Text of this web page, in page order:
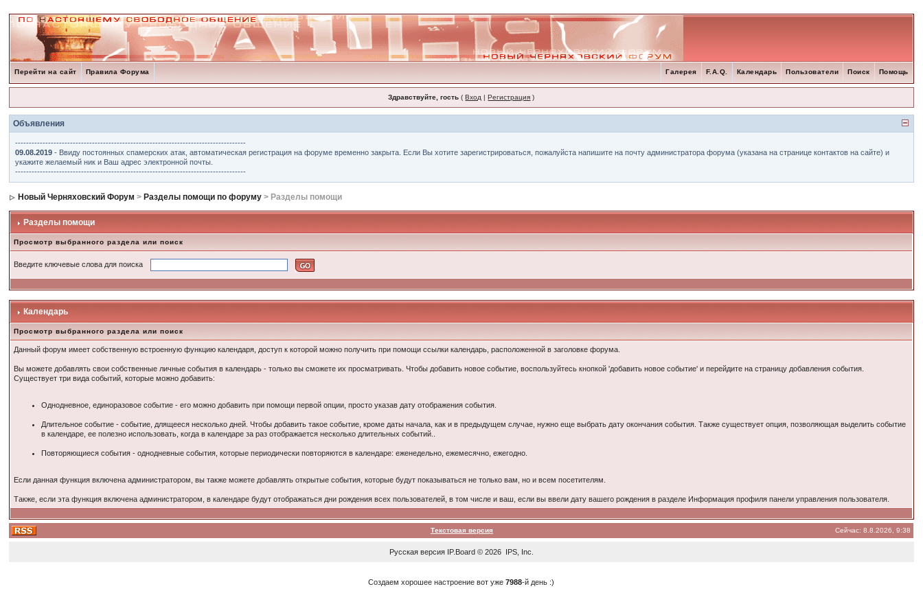
Перейти на сайт Правила Форума Помощь
Поиск
Пользователи
Календарь
F.A.Q.
Галерея
Здравствуйте, гость (Вход |Регистрация )
Объявления
------------------------------------------------------------------------------------
09.08.2019 - Ввиду постоянных спамерских атак, автоматическая регистрация на форуме временно закрыта. Если Вы хотите зарегистрироваться, пожалуйста напишите на почту администратора форума (указана на странице контактов на сайте) и
укажите желаемый ник и Ваш адрес электронной почты.
------------------------------------------------------------------------------------
Новый Черняховский Форум > Разделы помощи по форуму > Разделы помощи
Разделы помощи
Просмотр выбранного раздела или поиск
Введите ключевые слова для поиска
Календарь
Просмотр выбранного раздела или поиск
Данный форум имеет собственную встроенную функцию календаря, доступ к которой можно получить при помощи ссылки календарь, расположенной в заголовке форума.
Вы можете добавлять свои собственные личные события в календарь - только вы сможете их просматривать. Чтобы добавить новое событие, воспользуйтесь кнопкой 'добавить новое событие' и перейдите на страницу добавления события.
Существует три вида событий, которые можно добавить:
Однодневное, единоразовое событие - его можно добавить при помощи первой опции, просто указав дату отображения события.
Длительное событие - событие, длящееся несколько дней. Чтобы добавить такое событие, кроме даты начала, как и в предыдущем случае, нужно еще выбрать дату окончания события. Также существует опция, позволяющая выделить событие
в календаре, ее полезно использовать, когда в календаре за раз отображается несколько длительных событий..
Повторяющиеся события - однодневные события, которые периодически повторяются в календаре: еженедельно, ежемесячно, ежегодно.
Если данная функция включена администратором, вы также можете добавлять открытые события, которые будут показываться не только вам, но и всем посетителям.
Также, если эта функция включена администратором, в календаре будут отображаться дни рождения всех пользователей, в том числе и ваш, если вы ввели дату вашего рождения в разделе Информация профиля панели управления пользователя.
Текстовая версия Сейчас: 8.8.2026, 9:38
Русская версия IP.Board© 2026 IPS, Inc
Создаем хорошее настроение вот уже7988-й день :)